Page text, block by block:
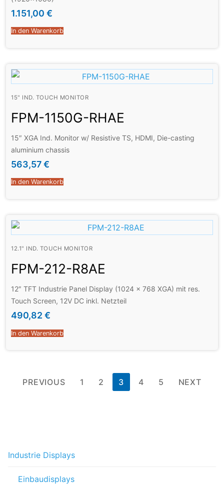
1.151,00 €
In den Warenkorb
15" IND. TOUCH MONITOR
FPM-1150G-RHAE
15″ XGA Ind. Monitor w/ Resistive TS, HDMI, Die-casting
aluminium chassis
563,57€
In den Warenkorb
12.1" IND. TOUCH MONITOR
FPM-212-R8AE
12″ TFT Industrie Panel Display (1024 x 768 XGA) mit res.
Touch Screen, 12V DC inkl. Netzteil
490,82 €
In den Warenkorb
PREVIOUS 1 2 3 4 5 NEXT
Industrie Displays
Einbaudisplays